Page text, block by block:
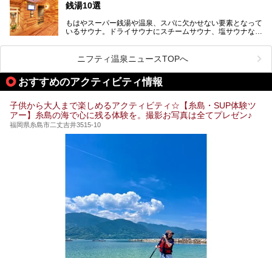
そこで今回は、ニフティ温泉ライターである筆者が現地体
ューズメント・宿泊施設・グルメ・その他施設まで、多彩な
る全貌と魅力を徹底紹介します！
銭湯10選
もはやスーパー銭湯や温泉、スパに欠かせない要素となって
いるサウナ。ドライサウナにスチームサウナ、塩サウナな
ペース、ロウリュウなど、心ゆくまで楽しむためのサービス
が充実した施設も多くみられます。
今回はそんなサウナにこだわった、福岡県内のオススメ温
泉・銭湯・スパを10件紹介したいと思います！
ニフティ温泉ニュースTOPへ
おすすめのアクティビティ情報
子供から大人まで楽しめるアクティビティ☆【糸島・SUP体験ツ
アー】糸島の海で心に残る体験を。撮影お写真は全てプレゼン♪
福岡県糸島市二丈吉井3515-10